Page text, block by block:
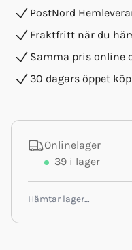
PostNord
Fraktfritt när du
Samma pris online
30 dagars öppet köp
Onlinelager
39 i lager
Hämtar lager…